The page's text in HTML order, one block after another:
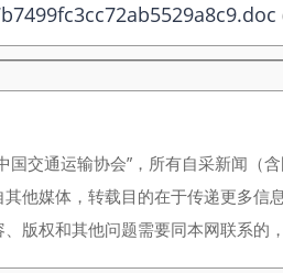
国交通运输协会”，所有自采新闻（
他媒体，转载目的在于传递更多信
、版权和其他问题需要同本网联系